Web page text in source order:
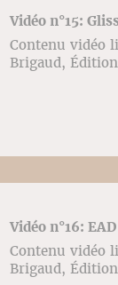
Vidéo n°15:
Contenu vidéo
Brigaud,
Vidéo n°16:
Contenu vidéo
Brigaud,